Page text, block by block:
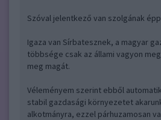
Szóval jelentkező van szolgának
Igaza van Sírbatesznek, a magyar
többsége csak az állami vagyon
meg magát.
Véleményem szerint ebből
stabil gazdasági környezetet
alkotmányra, ezzel párhuzamosan